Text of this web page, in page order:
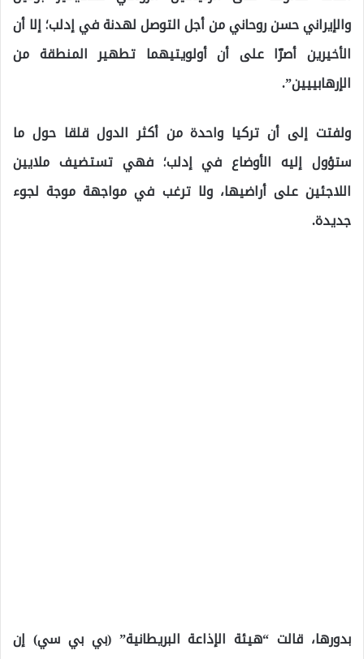
والإيراني حسن روحاني من أجل التوصل لهدنة في إدلب؛ إلا أن
الأخيرين أصرّا على أن أولويتيهما تطهير المنطقة من
الإرهابييين”.
ولفتت إلى أن تركيا واحدة من أكثر الدول قلقا حول ما
ستؤول إليه الأوضاع في إدلب؛ فهي تستضيف ملايين
اللاجئين على أراضيها، ولا ترغب في مواجهة موجة لجوء
جديدة.
بدورها، قالت “هيئة الإذاعة البريطانية” (بي بي سي) إن